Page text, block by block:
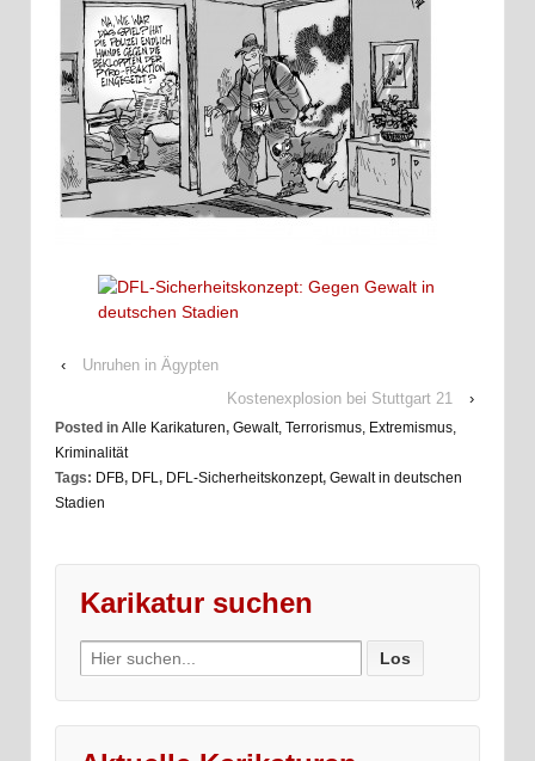
‹
Unruhen in Ägypten
Kostenexplosion bei Stuttgart 21
›
Posted in Alle Karikaturen, Gewalt, Terrorismus, Extremismus,
Kriminalität
Tags: DFB, DFL, DFL-Sicherheitskonzept, Gewalt in deutschen
Stadien
Karikatur suchen
Search
for: